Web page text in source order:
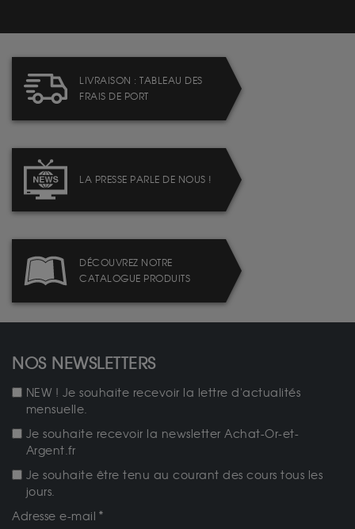
LIVRAISON : TABLEAU DES
FRAIS DE PORT
LA PRESSE PARLE DE NOUS !
DÉCOUVREZ NOTRE
CATALOGUE PRODUITS
NOS NEWSLETTERS
NEW ! Je souhaite recevoir la lettre d'actualités
mensuelle.
Je souhaite recevoir la newsletter Achat-Or-et-
Argent.fr
Je souhaite être tenu au courant des cours tous les
jours.
Adresse e-mail